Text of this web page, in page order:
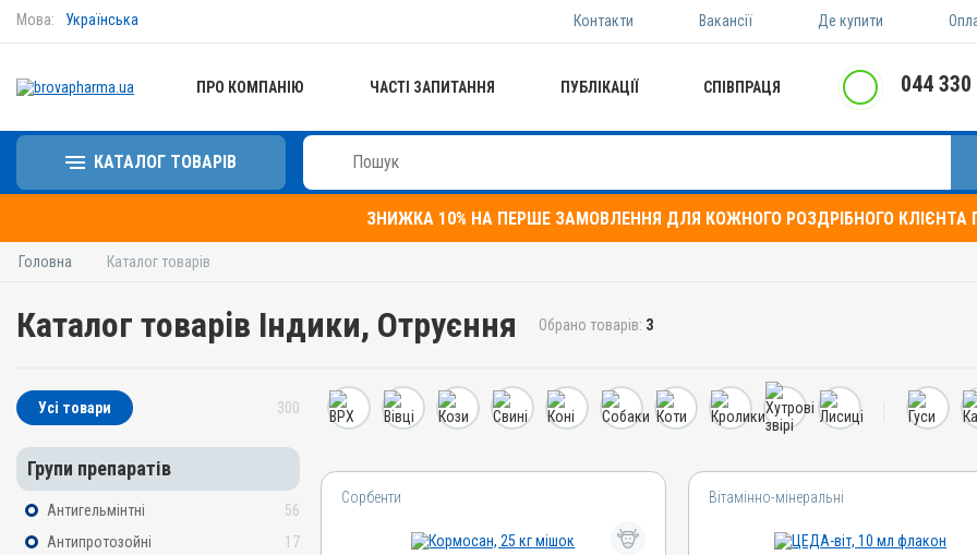
Мова: Українська Контакти Вакансії Де купити
ПРО КОМПАНІЮ ЧАСТІ ЗАПИТАННЯ ПУБЛІКАЦІЇ СПІВПРАЦЯ 044
КАТАЛОГ ТОВАРІВ
ЗНИЖКА 10% НА ПЕРШЕ ЗАМОВЛЕННЯ ДЛЯ КОЖНОГО РОЗДРІБНОГО КЛІЄНТА
Головна Каталог товарів
Каталог товарів Індики, Отруєння Обрано товарів: 3
Усі товари 300
Групи препаратів
Антигельмінтні
56
Антипротозойні
17
Сорбенти Вітамінно-мінеральні